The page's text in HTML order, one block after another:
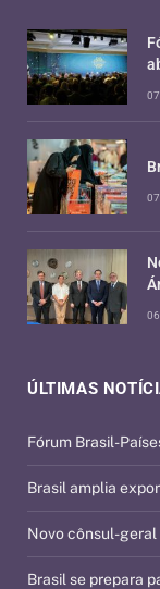
ÚLTIMAS
Fórum Brasil-
Brasil amplia
Novo cônsul-geral
Brasil se prepara